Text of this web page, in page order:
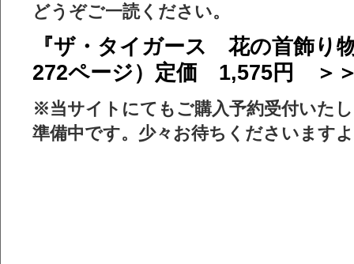
どうぞご一読ください。
『ザ・タイガース 花の首飾り
272ページ）定価 1,575円 ＞
※当サイトにてもご購入予約受付いた
準備中です。少々お待ちくださいます